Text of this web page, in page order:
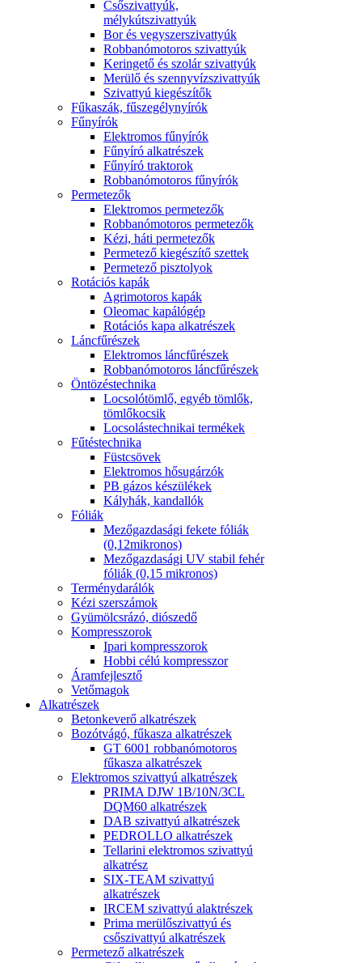
Csőszivattyúk,
mélykútszivattyúk
Bor és vegyszerszivattyúk
Robbanómotoros szivattyúk
Keringető és szolár szivattyúk
Merülő és szennyvízszivattyúk
Szivattyú kiegészítők
Fűkaszák, fűszegélynyírók
Fűnyírók
Elektromos fűnyírók
Fűnyíró alkatrészek
Fűnyíró traktorok
Robbanómotoros fűnyírók
Permetezők
Elektromos permetezők
Robbanómotoros permetezők
Kézi, háti permetezők
Permetező kiegészítő szettek
Permetező pisztolyok
Rotációs kapák
Agrimotoros kapák
Oleomac kapálógép
Rotációs kapa alkatrészek
Láncfűrészek
Elektromos láncfűrészek
Robbanómotoros láncfűrészek
Öntözéstechnika
Locsolótömlő, egyéb tömlők,
tömlőkocsik
Locsolástechnikai termékek
Fűtéstechnika
Füstcsövek
Elektromos hősugárzók
PB gázos készülékek
Kályhák, kandallók
Fóliák
Mezőgazdasági fekete fóliák
(0,12mikronos)
Mezőgazdasági UV stabil fehér
fóliák (0,15 mikronos)
Terménydarálók
Kézi szerszámok
Gyümölcsrázó, diószedő
Kompresszorok
Ipari kompresszorok
Hobbi célú kompresszor
Áramfejlesztő
Vetőmagok
Alkatrészek
Betonkeverő alkatrészek
Bozótvágó, fűkasza alkatrészek
GT 6001 robbanómotoros
fűkasza alkatrészek
Elektromos szivattyú alkatrészek
PRIMA DJW 1B/10N/3CL
DQM60 alkatrészek
DAB szivattyú alkatrészek
PEDROLLO alkatrészek
Tellarini elektromos szivattyú
alkatrész
SIX-TEAM szivattyú
alkatrészek
IRCEM szivattyú alaktrészek
Prima merülőszivattyú és
csőszivattyú alkatrészek
Permetező alkatrészek